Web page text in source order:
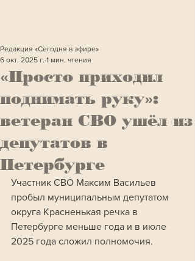
«Просто приходил
поднимать руку»:
ветеран СВО ушёл из
депутатов в
Петербурге
Редакция «Сегодня в эфире»
6 окт. 2025 г. 1 мин. чтения
Участник СВО Максим Васильев
пробыл муниципальным депутатом
округа Красненькая речка в
Петербурге меньше года и в июле
2025 года сложил полномочия.